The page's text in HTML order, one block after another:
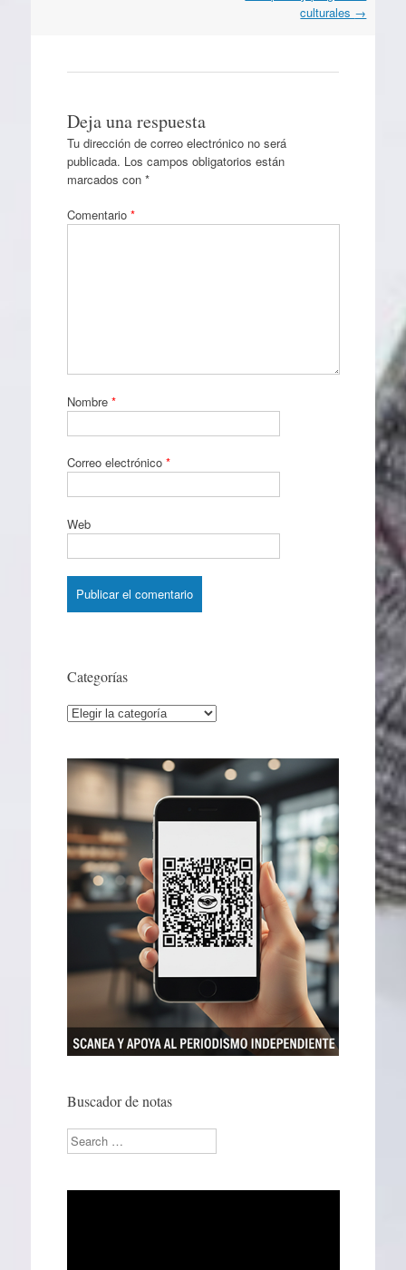
culturales →
Deja una respuesta
Tu dirección de correo electrónico no será
publicada. Los campos obligatorios están
marcados con *
Comentario *
Nombre *
Correo electrónico *
Web
Categorías
Categorías
Buscador de notas
Search